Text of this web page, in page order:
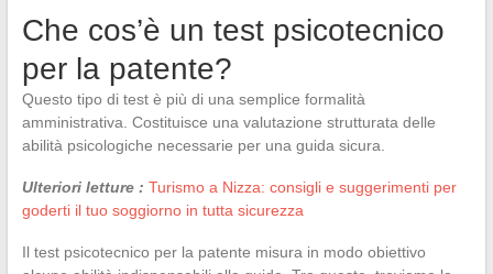
Che cos’è un test psicotecnico
per la patente?
Questo tipo di test è più di una semplice formalità
amministrativa. Costituisce una valutazione strutturata delle
abilità psicologiche necessarie per una guida sicura.
Ulteriori letture : Turismo a Nizza: consigli e suggerimenti per
goderti il tuo soggiorno in tutta sicurezza
Il test psicotecnico per la patente misura in modo obiettivo